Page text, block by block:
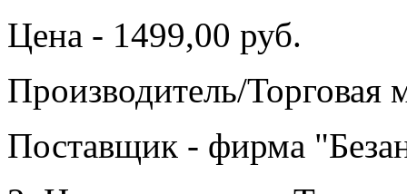
Цена - 1499,00 руб.
Производитель/
Поставщик - фирма